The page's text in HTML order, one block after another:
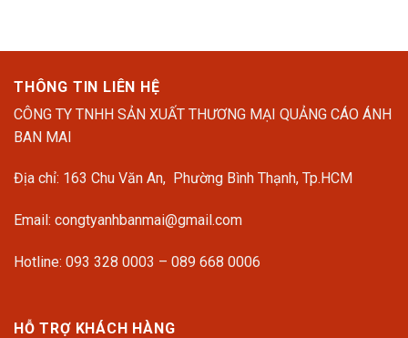
THÔNG TIN LIÊN HỆ
CÔNG TY TNHH SẢN XUẤT THƯƠNG MẠI QUẢNG CÁO ÁNH
BAN MAI
Địa chỉ: 163 Chu Văn An, Phường Bình Thạnh, Tp.HCM
Email: congtyanhbanmai@gmail.com
Hotline: 093 328 0003 – 089 668 0006
HỖ TRỢ KHÁCH HÀNG